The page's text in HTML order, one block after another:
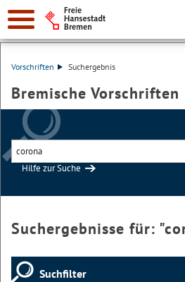
Vorschriften Suchergebnis
Bremische Vorschriften
Hilfe zur Suche
Suchergebnisse für: "
Suchfilter